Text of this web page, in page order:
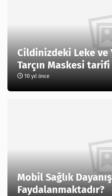
Cildinizdeki Leke ve
Tarçın Maskesi tarifi
10 yıl önce
Mobil Sağlık
Faydalanmaktadır?